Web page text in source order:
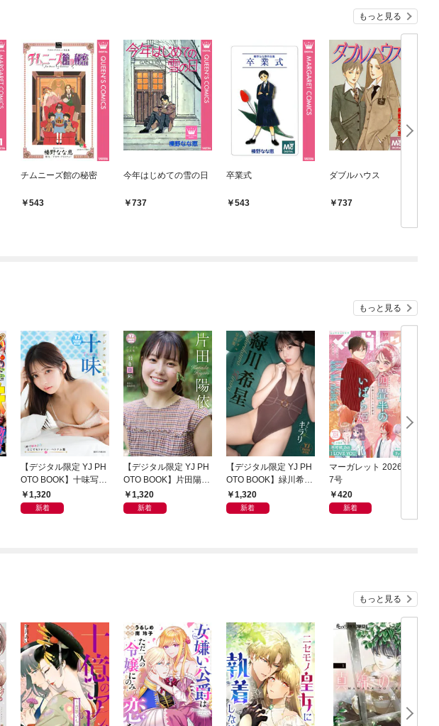
もっと見る
チムニーズ館の秘密
543
今年はじめての雪の日
737
卒業式
543
ダブルハウス
737
もっと見る
【デジタル限定 YJ PH
OTO BOOK】十味写真
集「続・『ぽみ』！？
どこでもトレイン・ベ
1,320
新着
【デジタル限定 YJ PH
OTO BOOK】片田陽依
写真集「羽色日和」
1,320
新着
【デジタル限定 YJ PH
OTO BOOK】緑川希星
写真集「きらら、キラ
リ」
1,320
新着
マーガレット 2026年1
7号
420
新着
もっと見る